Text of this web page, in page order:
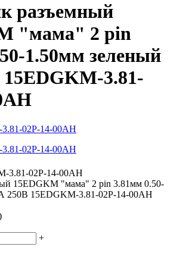
разъемный
"мама" 2 pin
1.50мм зеленый
3.81-
3.81-02P-14-00AH
15EDGKM "мама" 2 pin 3.81мм 0.50-
250В 15EDGKM-3.81-02P-14-00AH
+